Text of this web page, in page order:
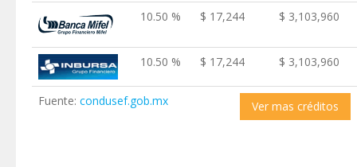
10.50 % $ 17,244 $ 3,103,960
10.50 % $ 17,244 $ 3,103,960
Fuente: condusef.gob.mx Ver mas créditos